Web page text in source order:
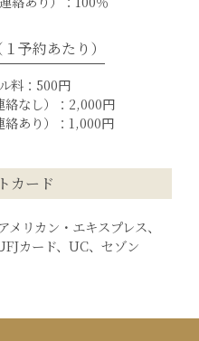
予約あたり）
料：500円
絡なし）：2,000円
絡あり）：1,000円
カード
リカン・エキスプレス、
カード、UC、セゾン